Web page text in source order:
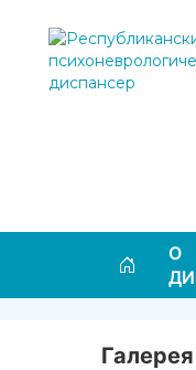
содержимому
О
Галерея